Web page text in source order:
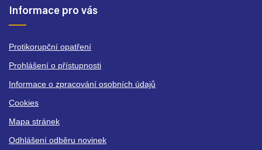
Informace pro vás
Protikorupční opatření
Prohlášení o přístupnosti
Informace o zpracování osobních údajů
Cookies
Mapa stránek
Odhlášení odběru novinek